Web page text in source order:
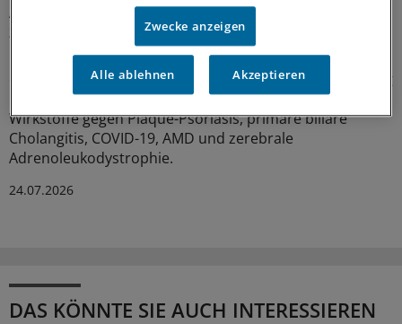
Acht Pharma-Innovationen auf der Zielgeraden
zur EU-Zulassung
Neue Ansätze gegen zu hohe Cholesterinwerte bildeten
einen Schwerpunkt der jüngsten Experten-Begutachtung
bei der EMA: Auch gab es Zulassungsempfehlungen für
Wirkstoffe gegen Plaque-Psoriasis, primäre biliäre
Cholangitis, COVID-19, AMD und zerebrale
Adrenoleukodystrophie.
24.07.2026
DAS KÖNNTE SIE AUCH INTERESSIEREN
Zwecke anzeigen
Alle ablehnen Akzeptieren